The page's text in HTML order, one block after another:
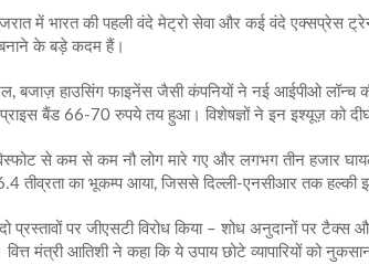
में भारत की पहली वंदे मेट्रो सेवा और कई वंदे एक्सप्रेस
बनाने के बड़े कदम हैं।
बजाज़ हाउसिंग फाइनेंस जैसी कंपनियों ने नई आईपीओ लॉन्च
बैंड 66‑70 रुपये तय हुआ। विशेषज्ञों ने इन इश्यूज़ को
से कम से कम नौ लोग मारे गए और लगभग तीन हजार घायल
तीव्रता का भूकम्प आया, जिससे दिल्ली‑एनसीआर तक हल्की
प्रस्तावों पर जीएसटी विरोध किया – शोध अनुदानों पर
मंत्री आतिशी ने कहा कि ये उपाय छोटे व्यापारियों को